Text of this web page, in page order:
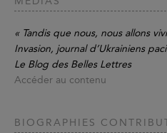
« Tandis que nous, nous allons
Invasion, journal d’Ukrainiens
Le Blog des Belles Lettres
Accéder au contenu
BIOGRAPHIES